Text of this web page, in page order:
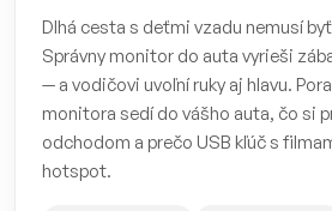
Dlhá cesta s deťmi vzadu nemusí
Správny monitor do auta vyrieši
— a vodičovi uvoľní ruky aj hlavu.
monitora sedí do vášho auta, čo si
odchodom a prečo USB kľúč s
hotspot.